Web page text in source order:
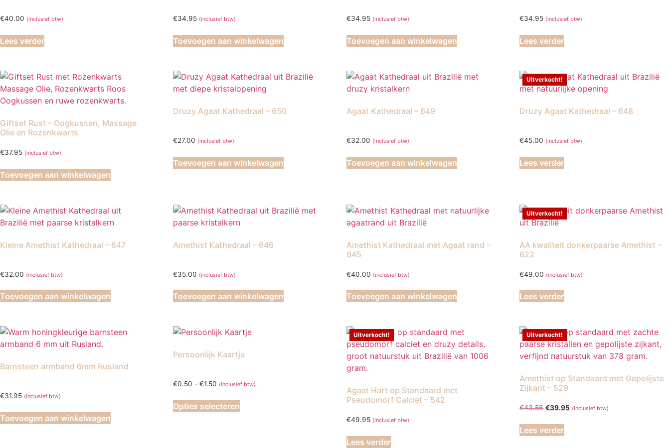
€40.00 (inclusief btw)
Lees verder
€34.95 (inclusief btw)
Toevoegen aan winkelwagen
€34.95 (inclusief btw)
Toevoegen aan winkelwagen
€34.95 (inclusief btw)
Lees verder
Giftset Rust – Oogkussen, Massage
Olie en Rozenkwarts
€37.95 (inclusief btw)
Toevoegen aan winkelwagen
Druzy Agaat Kathedraal – 650
€27.00 (inclusief btw)
Toevoegen aan winkelwagen
Agaat Kathedraal – 649
€32.00 (inclusief btw)
Toevoegen aan winkelwagen
Uitverkocht!
Druzy Agaat Kathedraal – 648
€45.00 (inclusief btw)
Lees verder
Kleine Amethist Kathedraal – 647
€32.00 (inclusief btw)
Toevoegen aan winkelwagen
Amethist Kathedraal – 646
€35.00 (inclusief btw)
Toevoegen aan winkelwagen
Amethist Kathedraal met Agaat rand –
645
€40.00 (inclusief btw)
Toevoegen aan winkelwagen
Uitverkocht!
AA kwaliteit donkerpaarse Amethist –
622
€49.00 (inclusief btw)
Lees verder
Barnsteen armband 6mm Rusland
€31.95 (inclusief btw)
Toevoegen aan winkelwagen
Persoonlijk Kaartje
€0.50 - €1.50 Prijsklasse:
tot
€1.50
(inclusief btw)
Opties selecteren
Dit
product
Uitverkocht!
Agaat Hart op Standaard met
Pseudomorf Calciet – 542
€49.95 (inclusief btw)
Lees verder
Uitverkocht!
Amethist op Standaard met Gepolijste
Zijkant – 529
€43.56 Oorspronkelijke
was:
€43.56.
€39.95Huidige
(inclusief btw)
Lees verder